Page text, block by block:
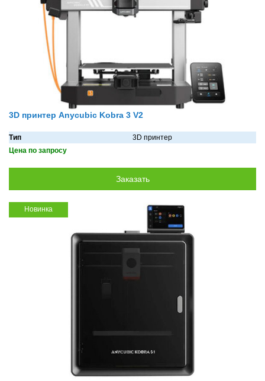
3D принтер Anycubic Kobra 3 V2
Тип
3D принтер
Цена по запросу
Новинка